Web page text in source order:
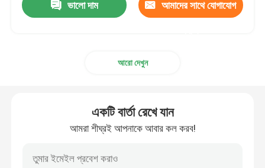
ভালো দাম আমাদের সাথে যোগাযোগ
আরো দেখুন
একটি বার্তা রেখে যান
আমরা শীঘ্রই আপনাকে আবার কল করব!